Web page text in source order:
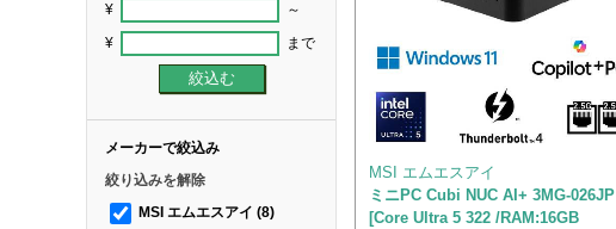
¥ ～
¥ まで
メーカーで絞込み
絞り込みを解除
MSI エムエスアイ (8)
MSI エムエスアイ
ミニPC Cubi NUC AI+ 3MG-026JP
[Core Ultra 5 322 /RAM:16GB